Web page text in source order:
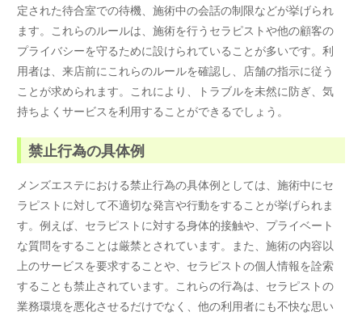
定された待合室での待機、施術中の会話の制限などが挙げられ
ます。これらのルールは、施術を行うセラピストや他の顧客の
プライバシーを守るために設けられていることが多いです。利
用者は、来店前にこれらのルールを確認し、店舗の指示に従う
ことが求められます。これにより、トラブルを未然に防ぎ、気
持ちよくサービスを利用することができるでしょう。
禁止行為の具体例
メンズエステにおける禁止行為の具体例としては、施術中にセ
ラピストに対して不適切な発言や行動をすることが挙げられま
す。例えば、セラピストに対する身体的接触や、プライベート
な質問をすることは厳禁とされています。また、施術の内容以
上のサービスを要求することや、セラピストの個人情報を詮索
することも禁止されています。これらの行為は、セラピストの
業務環境を悪化させるだけでなく、他の利用者にも不快な思い